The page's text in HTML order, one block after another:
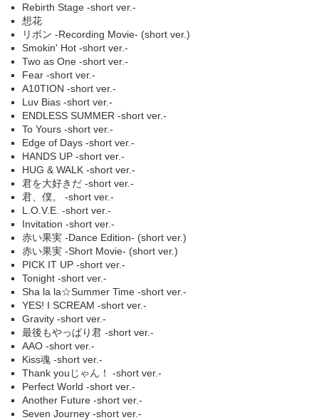
Rebirth Stage -short ver.-
想花
リボン -Recording Movie- (short ver.)
Smokin' Hot -short ver.-
Two as One -short ver.-
Fear -short ver.-
A10TION -short ver.-
Luv Bias -short ver.-
ENDLESS SUMMER -short ver.-
To Yours -short ver.-
Edge of Days -short ver.-
HANDS UP -short ver.-
HUG & WALK -short ver.-
君を大好きだ -short ver.-
君、僕。 -short ver.-
L.O.V.E. -short ver.-
Invitation -short ver.-
赤い果実 -Dance Edition- (short ver.)
赤い果実 -Short Movie- (short ver.)
PICK IT UP -short ver.-
Tonight -short ver.-
Sha la la☆Summer Time -short ver.-
YES! I SCREAM -short ver.-
Gravity -short ver.-
最後もやっぱり君 -short ver.-
AAO -short ver.-
Kiss魂 -short ver.-
Thank youじゃん！ -short ver.-
Perfect World -short ver.-
Another Future -short ver.-
Seven Journey -short ver.-